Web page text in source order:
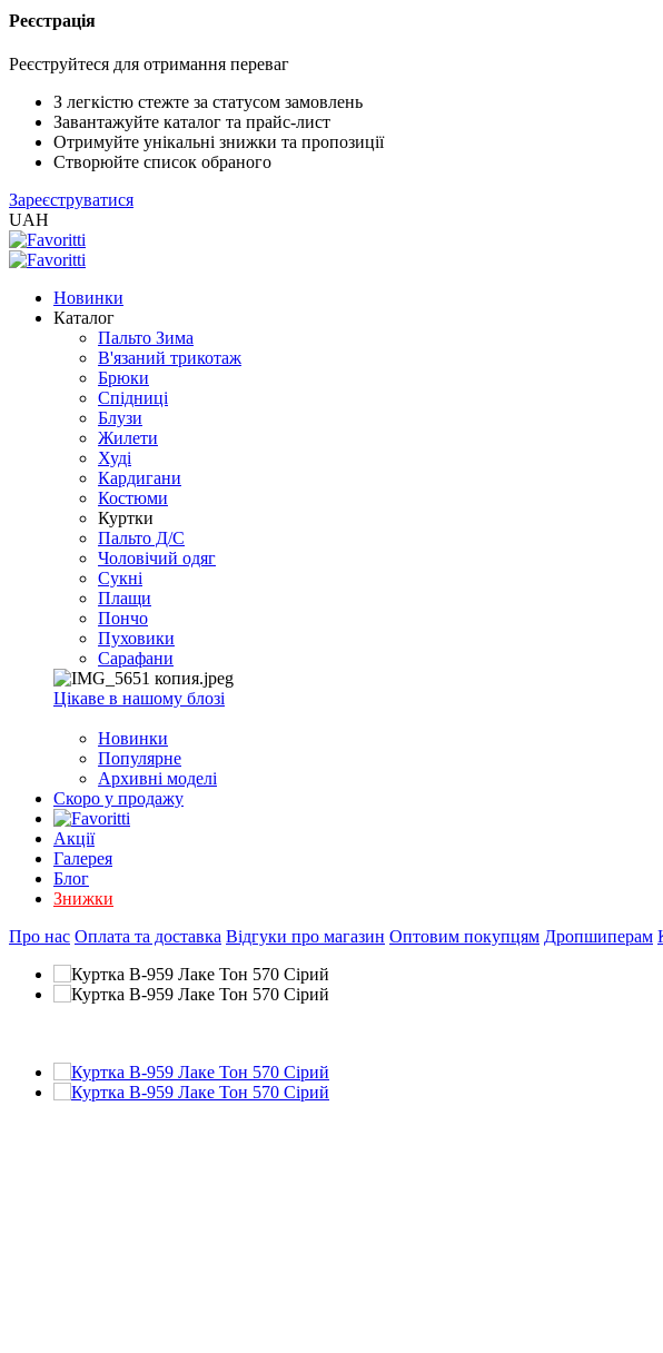
Реєстрація
Реєструйтеся для отримання переваг
З легкістю стежте за статусом замовлень
Завантажуйте каталог та прайс-лист
Отримуйте унікальні знижки та пропозиції
Створюйте список обраного
Зареєструватися
UAH
Новинки
Каталог
Пальто Зима
В'язаний трикотаж
Брюки
Спідниці
Блузи
Жилети
Худі
Кардигани
Костюми
Куртки
Пальто Д/С
Чоловічий одяг
Сукні
Плащи
Пончо
Пуховики
Сарафани
Цікаве в нашому блозі
Новинки
Популярне
Архивні моделі
Скоро у продажу
Акції
Галерея
Блог
Знижки
Про нас Оплата та доставка Відгуки про магазин Оптовим покупцям Дропшиперам
/
2005
(Розн.)
/
EXCEL
2005
(Опт)
XLSX